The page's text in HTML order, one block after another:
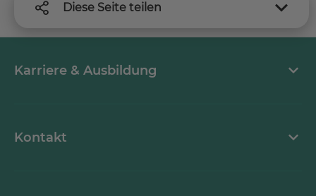
Diese Seite teilen
Karriere & Ausbildung
Kontakt